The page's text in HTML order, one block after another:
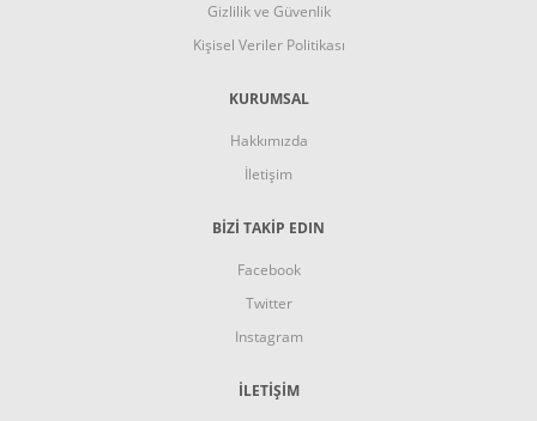
Gizlilik ve Güvenlik
Kişisel Veriler Politikası
KURUMSAL
Hakkımızda
İletişim
BİZİ TAKİP EDIN
Facebook
Twitter
Instagram
İLETİŞİM